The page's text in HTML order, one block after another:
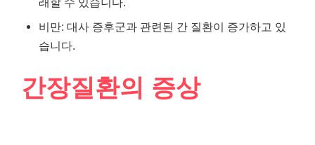
비만: 대사 증후군과 관련된 간 질환이 증가하고 있
습니다.
간장질환의 증상